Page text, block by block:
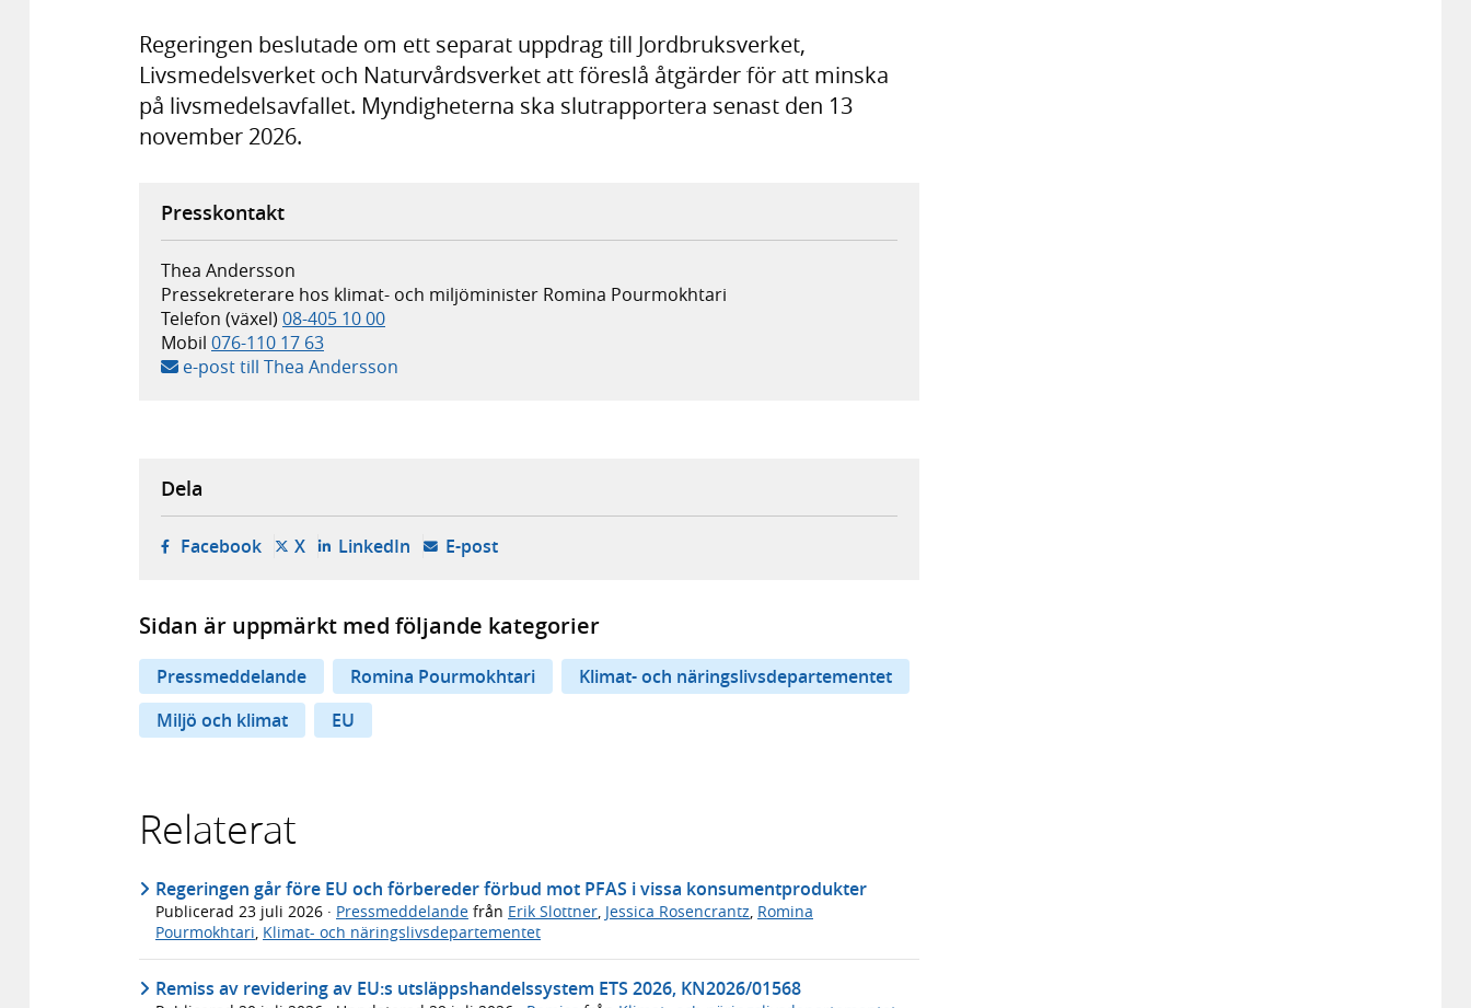
Regeringen beslutade om ett separat uppdrag till Jordbruksverket,
Livsmedelsverket och Naturvårdsverket att föreslå åtgärder för att minska
på livsmedelsavfallet. Myndigheterna ska slutrapportera senast den 13
november 2026.
Presskontakt
Thea Andersson
Pressekreterare hos klimat- och miljöminister Romina Pourmokhtari
Telefon (växel) 08-405 10 00
Mobil 076-110 17 63
e-post till Thea Andersson
Dela
Facebook- öppnas i ny flik, extern webbplats,
X- öppnas i ny flik, extern webbplats,
LinkedIn- öppnas i ny flik, extern webbplats,
E-post- öppnar din e-postklient,
Sidan är uppmärkt med följande kategorier
Pressmeddelande Romina Pourmokhtari
Klimat- och näringslivsdepartementet
Miljö och klimat
EU
Relaterat
Regeringen går före EU och förbereder förbud mot PFAS i vissa konsumentprodukter
Publicerad 23 juli 2026 · Pressmeddelande från Erik Slottner Jessica Rosencrantz Romina
Pourmokhtari Klimat- och näringslivsdepartementet
Remiss av revidering av EU:s utsläppshandelssystem ETS 2026, KN2026/01568